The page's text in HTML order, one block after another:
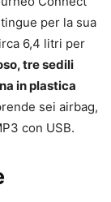
per la sua
6,4 litri per
tre sedili
in plastica
sei airbag,
con USB.